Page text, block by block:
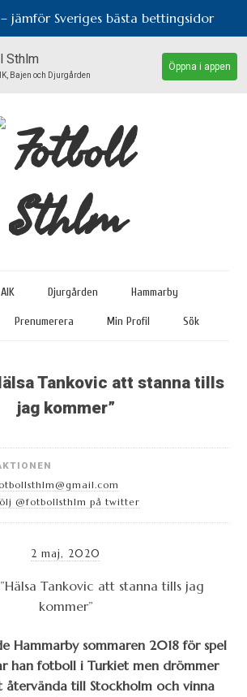
jämför Sveriges bästa bettingsidor
Sthlm
Bajen och Djurgården
Öppna i appen
AIK Djurgården Hammarby
Prenumerera Min Profil Sök
Tankovic att stanna tills
jag kommer”
@fotbollsthlm på twitter
2 maj, 2020
Hammarby sommaren 2018 för spel
han fotboll i Turkiet men drömmer
till Stockholm och vinna